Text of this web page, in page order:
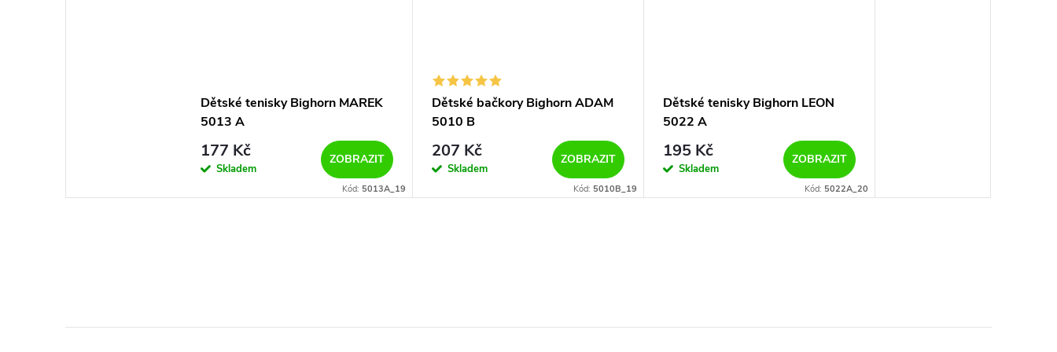
Dětské tenisky Bighorn MAREK
5013 A
177 Kč
Skladem
ZOBRAZIT
Kód: 5013A_19
Dětské bačkory Bighorn ADAM
5010 B
207 Kč
Skladem
ZOBRAZIT
Kód: 5010B_19
Dětské tenisky Bighorn LEON
5022 A
195 Kč
Skladem
ZOBRAZIT
Kód: 5022A_20